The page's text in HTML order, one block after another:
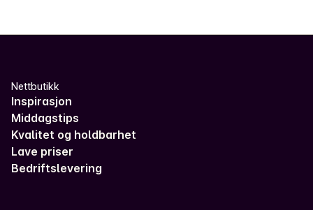
Nettbutikk
Inspirasjon
Middagstips
Kvalitet og holdbarhet
Lave priser
Bedriftslevering